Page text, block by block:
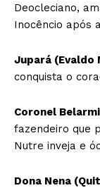
Deocleciano,
Inocêncio após
Jupará (Evaldo
conquista o
Coronel
fazendeiro que
Nutre inveja e
Dona Nena